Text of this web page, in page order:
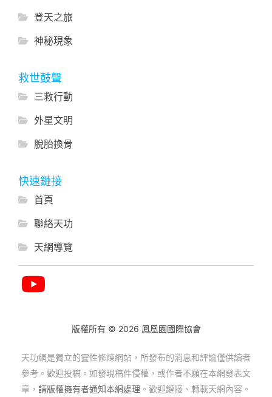
登天之旅
神秘現象
救世鼓聲
三救行動
外星文明
脫胎換骨
快速鏈接
首頁
聯絡天功
天網導覽
版權所有 © 2026 鳳凰園國際協會
天功網是獨立的靈性修煉網站，所發布的消息和評論僅供讀者
參考。歡迎投稿。如發現稿件侵權，或作者不願在本網發表文
章， 請版權擁有者通知本網處理 。歡迎鏈接、轉載天網內容。